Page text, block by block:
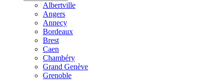
Albertville
Angers
Annecy
Bordeaux
Brest
Caen
Chambéry
Grand Genève
Grenoble